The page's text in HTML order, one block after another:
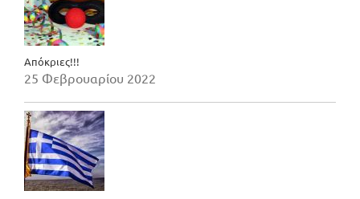
Απόκριες!!!
25 Φεβρουαρίου 2022